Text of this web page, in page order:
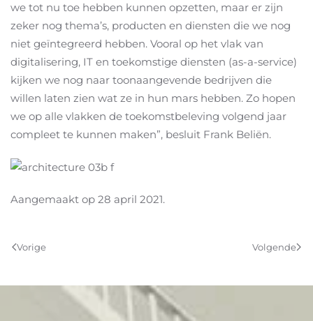
we tot nu toe hebben kunnen opzetten, maar er zijn
zeker nog thema’s, producten en diensten die we nog
niet geïntegreerd hebben. Vooral op het vlak van
digitalisering, IT en toekomstige diensten (as-a-service)
kijken we nog naar toonaangevende bedrijven die
willen laten zien wat ze in hun mars hebben. Zo hopen
we op alle vlakken de toekomstbeleving volgend jaar
compleet te kunnen maken”, besluit Frank Beliën.
Aangemaakt op 28 april 2021.
Vorige Volgende